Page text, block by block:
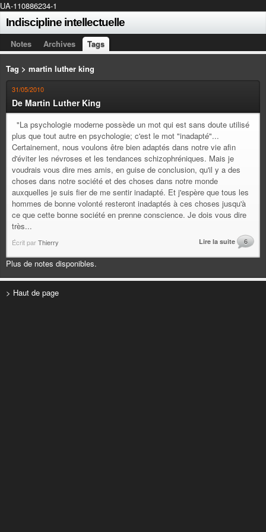
UA-110886234-1
Indiscipline intellectuelle
Notes Archives Tags
Tag > martin luther king
31/05/2010
De Martin Luther King
"La psychologie moderne possède un mot qui est sans doute utilisé
plus que tout autre en psychologie; c'est le mot "inadapté"...
Certainement, nous voulons être bien adaptés dans notre vie afin
d'éviter les névroses et les tendances schizophréniques. Mais je
voudrais vous dire mes amis, en guise de conclusion, qu'il y a des
choses dans notre société et des choses dans notre monde
auxquelles je suis fier de me sentir inadapté. Et j'espère que tous les
hommes de bonne volonté resteront inadaptés à ces choses jusqu'à
ce que cette bonne société en prenne conscience. Je dois vous dire
très...
Écrit parThierry Lire la suite 6
Plus de notes disponibles.
> Haut de page